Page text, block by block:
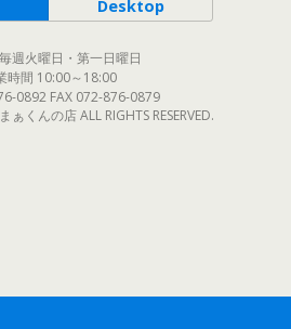
Desktop
週火曜日・第一日曜日
時間 10:00～18:00
0892 FAX 072-876-0879
くんの店 ALL RIGHTS RESERVED.